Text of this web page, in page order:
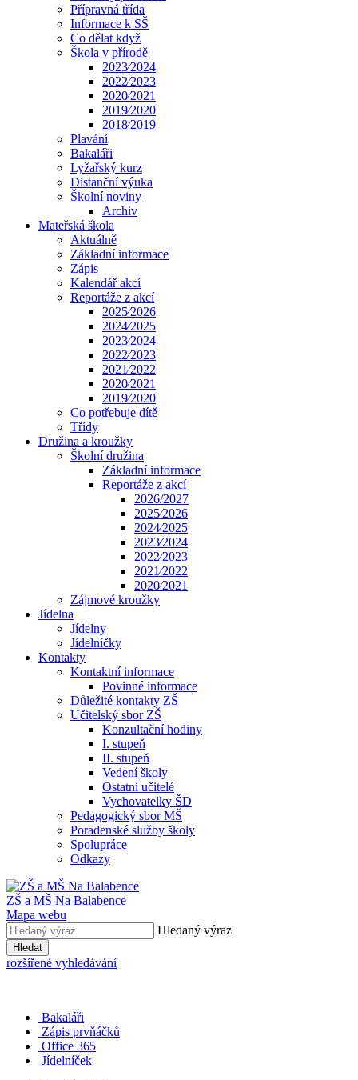
Přípravná třída
Informace k SŠ
Co dělat když
Škola v přírodě
2023⁄2024
2022⁄2023
2020⁄2021
2019⁄2020
2018⁄2019
Plavání
Bakaláři
Lyžařský kurz
Distanční výuka
Školní noviny
Archiv
Mateřská škola
Aktuálně
Základní informace
Zápis
Kalendář akcí
Reportáže z akcí
2025⁄2026
2024⁄2025
2023⁄2024
2022⁄2023
2021⁄2022
2020⁄2021
2019⁄2020
Co potřebuje dítě
Třídy
Družina a kroužky
Školní družina
Základní informace
Reportáže z akcí
2026/2027
2025⁄2026
2024⁄2025
2023⁄2024
2022⁄2023
2021⁄2022
2020⁄2021
Zájmové kroužky
Jídelna
Jídelny
Jídelníčky
Kontakty
Kontaktní informace
Povinné informace
Důležité kontakty ZŠ
Učitelský sbor ZŠ
Konzultační hodiny
I. stupeň
II. stupeň
Vedení školy
Ostatní učitelé
Vychovatelky ŠD
Pedagogický sbor MŠ
Poradenské služby školy
Spolupráce
Odkazy
ZŠ a MŠ Na Balabence
Mapa webu
Hledaný výraz
Hledat
rozšířené vyhledávání
Bakaláři
Zápis prvňáčků
Office 365
Jídelníček